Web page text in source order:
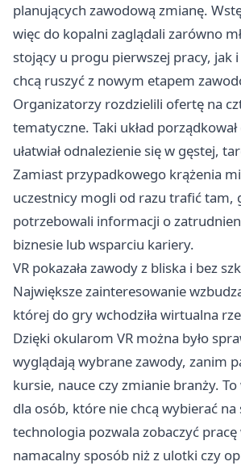
planujących zawodową zmianę.
więc do kopalni zaglądali zarówno
stojący u progu pierwszej pracy, jak
chcą ruszyć z nowym etapem
Organizatorzy rozdzielili ofertę na
tematyczne. Taki układ porządkował
ułatwiał odnalezienie się w gęstej,
Zamiast przypadkowego krążenia
uczestnicy mogli od razu trafić tam,
potrzebowali informacji o
biznesie lub wsparciu kariery.
VR pokazała zawody z bliska i bez
Największe zainteresowanie
której do gry wchodziła wirtualna
Dzięki okularom VR można było
wyglądają wybrane zawody, zanim
kursie, nauce czy zmianie branży. To
dla osób, które nie chcą wybierać na
technologia pozwala zobaczyć
namacalny sposób niż z ulotki czy